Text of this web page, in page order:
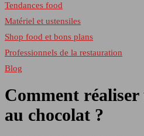
Tendances food
Matériel et ustensiles
Shop food et bons plans
Professionnels de la restauration
Blog
Comment
au chocolat ?